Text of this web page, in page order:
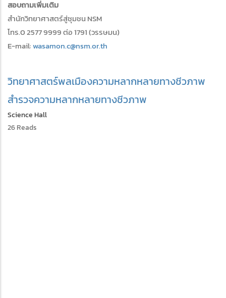
สอบถามเพิ่มเติม
สำนักวิทยาศาสตร์สู่ชุมชน NSM
โทร.0 2577 9999 ต่อ 1791 (วรรษมน)
E-mail:wasamon.c@nsm.or.th
วิทยาศาสตร์พลเมืองความหลากหลายทางชีวภาพ
สำรวจความหลากหลายทางชีวภาพ
Science Hall
26 Reads